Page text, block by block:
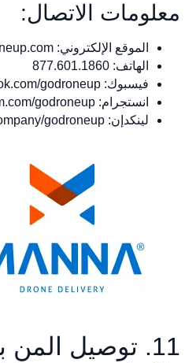
معلومات الاتصال:
الموقع الإلكتروني: www.droneup.com
الهاتف: 877.601.1860
فيسبوك: www.facebook.com/godroneup
انستجرام: www.instagram.com/godroneup
لينكدإن: www.linkedin.com/company/godroneup
11. توصيل